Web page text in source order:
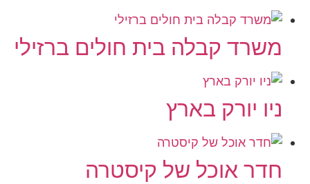
משרד קבלה בית חולים ברזילי
ניו יורק בארץ
חדר אוכל של קיסטרה